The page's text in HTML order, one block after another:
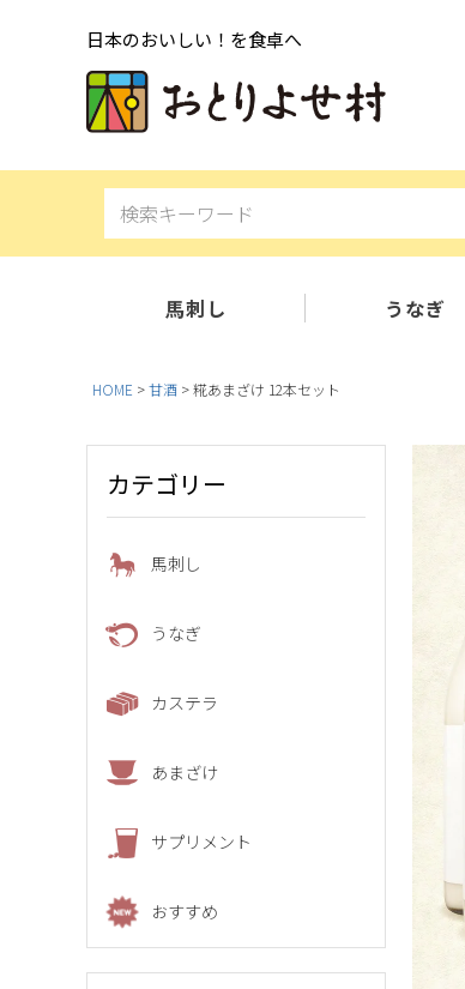
日本のおいしい！を食卓へ
馬刺し うなぎ
HOME 甘酒 糀あまざけ 12本セット
カテゴリー
馬刺し
うなぎ
カステラ
あまざけ
サプリメント
おすすめ